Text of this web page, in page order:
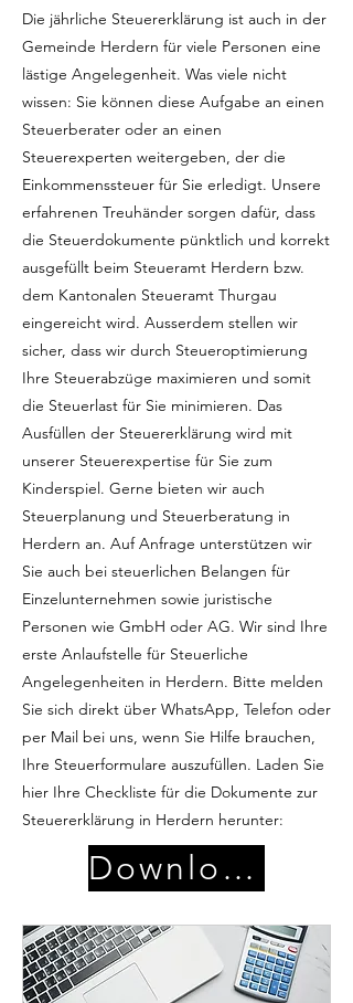
Die jährliche Steuererklärung ist auch in der
Gemeinde Herdern für viele Personen eine
lästige Angelegenheit. Was viele nicht
wissen: Sie können diese Aufgabe an einen
Steuerberater oder an einen
Steuerexperten weitergeben, der die
Einkommenssteuer für Sie erledigt. Unsere
erfahrenen Treuhänder sorgen dafür, dass
die Steuerdokumente pünktlich und korrekt
ausgefüllt beim Steueramt Herdern bzw.
dem Kantonalen Steueramt Thurgau
eingereicht wird. Ausserdem stellen wir
sicher, dass wir durch Steueroptimierung
Ihre Steuerabzüge maximieren und somit
die Steuerlast für Sie minimieren. Das
Ausfüllen der Steuererklärung wird mit
unserer Steuerexpertise für Sie zum
Kinderspiel. Gerne bieten wir auch
Steuerplanung und Steuerberatung in
Herdern an. Auf Anfrage unterstützen wir
Sie auch bei steuerlichen Belangen für
Einzelunternehmen sowie juristische
Personen wie GmbH oder AG. Wir sind Ihre
erste Anlaufstelle für Steuerliche
Angelegenheiten in Herdern. Bitte melden
Sie sich direkt über WhatsApp, Telefon oder
per Mail bei uns, wenn Sie Hilfe brauchen,
Ihre Steuerformulare auszufüllen. Laden Sie
hier Ihre Checkliste für die Dokumente zur
Steuererklärung in Herdern herunter:
Download